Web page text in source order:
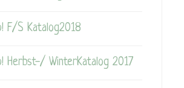
F/S Katalog2018
Herbst-/ WinterKatalog 2017